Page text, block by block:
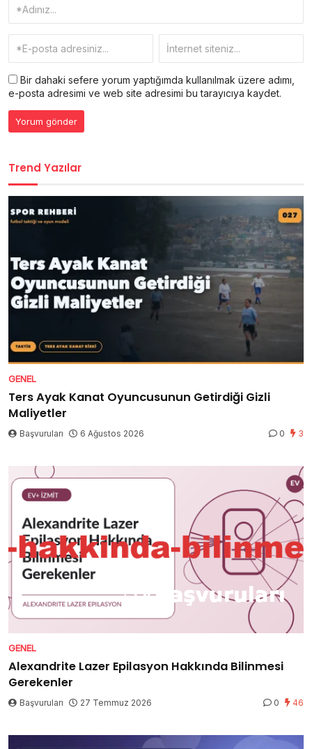
Bir dahaki sefere yorum yaptığımda kullanılmak üzere adımı,
e-posta adresimi ve web site adresimi bu tarayıcıya kaydet.
Trend Yazılar
GENEL
Ters Ayak Kanat Oyuncusunun Getirdiği Gizli
Maliyetler
Başvuruları 6 Ağustos 2026 0 3
GENEL
Alexandrite Lazer Epilasyon Hakkında Bilinmesi
Gerekenler
Başvuruları 27 Temmuz 2026 0 46